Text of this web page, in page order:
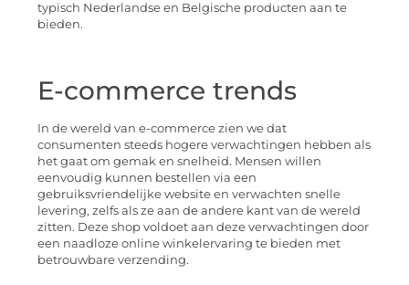
typisch Nederlandse en Belgische producten aan te
bieden.
E-commerce trends
In de wereld van e-commerce zien we dat
consumenten steeds hogere verwachtingen hebben als
het gaat om gemak en snelheid. Mensen willen
eenvoudig kunnen bestellen via een
gebruiksvriendelijke website en verwachten snelle
levering, zelfs als ze aan de andere kant van de wereld
zitten. Deze shop voldoet aan deze verwachtingen door
een naadloze online winkelervaring te bieden met
betrouwbare verzending.